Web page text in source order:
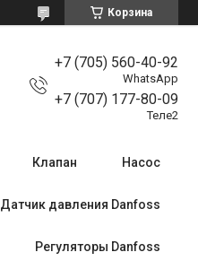
Корзина
+7 (705) 560-40-92
WhatsApp
+7 (707) 177-80-09
Теле2
Клапан Насос
Датчик давления Danfoss
Регуляторы Danfoss